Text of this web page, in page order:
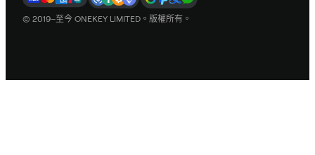
© 2019–至今 ONEKEY LIMITED。版權所有。